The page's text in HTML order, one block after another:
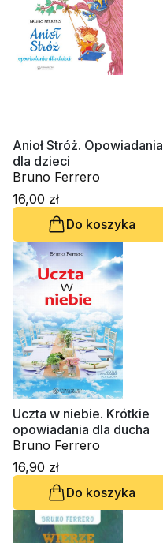
Anioł Stróż. Opowiadania
dla dzieci
Bruno Ferrero
16,00 zł
Do koszyka
Uczta w niebie. Krótkie
opowiadania dla ducha
Bruno Ferrero
16,90 zł
Do koszyka